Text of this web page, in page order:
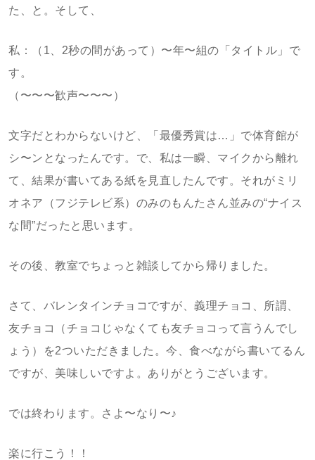
た、と。そして、
私：（1、2秒の間があって）〜年〜組の「タイトル」で
す。
（〜〜〜歓声〜〜〜）
文字だとわからないけど、「最優秀賞は…」で体育館が
シ〜ンとなったんです。で、私は一瞬、マイクから離れ
て、結果が書いてある紙を見直したんです。それがミリ
オネア（フジテレビ系）のみのもんたさん並みの“ナイス
な間”だったと思います。
その後、教室でちょっと雑談してから帰りました。
さて、バレンタインチョコですが、義理チョコ、所謂、
友チョコ（チョコじゃなくても友チョコって言うんでし
ょう）を2ついただきました。今、食べながら書いてるん
ですが、美味しいですよ。ありがとうございます。
では終わります。さよ〜なり〜♪
楽に行こう！！